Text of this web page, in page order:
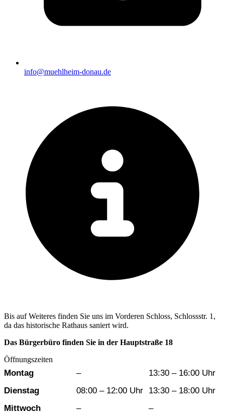
info@muehlheim-donau.de
Bis auf Weiteres finden Sie uns im Vorderen Schloss, Schlossstr. 1,
da das historische Rathaus saniert wird.
Das Bürgerbüro finden Sie in der Hauptstraße 18
Öffnungszeiten
Wochentag Vormittag
Montag –
13:30 – 16:00 Uhr
Dienstag
08:00 – 12:00 Uhr
13:30 – 18:00 Uhr
Mittwoch
– –